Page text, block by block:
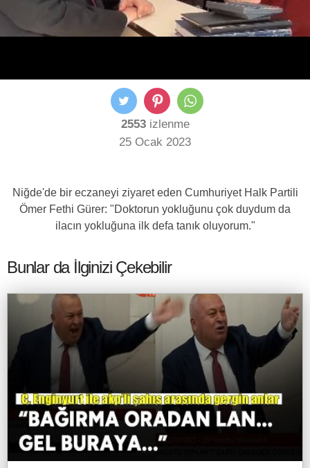
2553izlenme
25 Ocak 2023
Niğde'de bir eczaneyi ziyaret eden Cumhuriyet Halk Partili
Ömer Fethi Gürer: "Doktorun yokluğunu çok duydum da
ilacın yokluğuna ilk defa tanık oluyorum."
Bunlar da İlginizi Çekebilir